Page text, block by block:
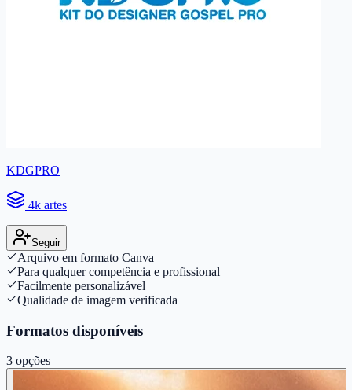
KDGPRO
4k artes
Seguir
Arquivo em formato Canva
Para qualquer competência e profissional
Facilmente personalizável
Qualidade de imagem verificada
Formatos disponíveis
3 opções